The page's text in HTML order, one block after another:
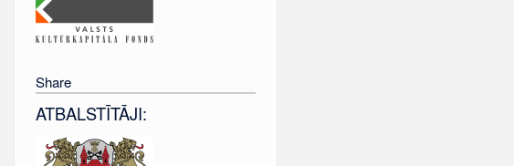
Share
ATBALSTĪTĀJI: